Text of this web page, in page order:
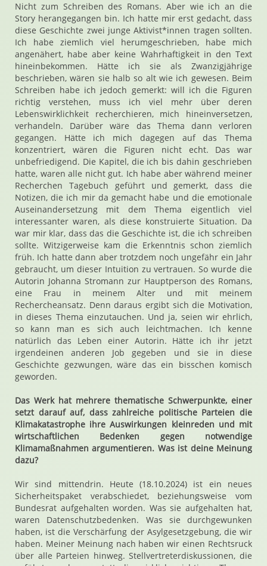
Nicht zum Schreiben des Romans. Aber wie ich an die
Story herangegangen bin. Ich hatte mir erst gedacht, dass
diese Geschichte zwei junge Aktivist*innen tragen sollten.
Ich habe ziemlich viel herumgeschrieben, habe mich
angenähert, habe aber keine Wahrhaftigkeit in den Text
hineinbekommen. Hätte ich sie als Zwanzigjährige
beschrieben, wären sie halb so alt wie ich gewesen. Beim
Schreiben habe ich jedoch gemerkt: will ich die Figuren
richtig verstehen, muss ich viel mehr über deren
Lebenswirklichkeit recherchieren, mich hineinversetzen,
verhandeln. Darüber wäre das Thema dann verloren
gegangen. Hätte ich mich dagegen auf das Thema
konzentriert, wären die Figuren nicht echt. Das war
unbefriedigend. Die Kapitel, die ich bis dahin geschrieben
hatte, waren alle nicht gut. Ich habe aber während meiner
Recherchen Tagebuch geführt und gemerkt, dass die
Notizen, die ich mir da gemacht habe und die emotionale
Auseinandersetzung mit dem Thema eigentlich viel
interessanter waren, als diese konstruierte Situation. Da
war mir klar, dass das die Geschichte ist, die ich schreiben
sollte. Witzigerweise kam die Erkenntnis schon ziemlich
früh. Ich hatte dann aber trotzdem noch ungefähr ein Jahr
gebraucht, um dieser Intuition zu vertrauen. So wurde die
Autorin Johanna Stromann zur Hauptperson des Romans,
eine Frau in meinem Alter und mit meinem
Rechercheansatz. Denn daraus ergibt sich die Motivation,
in dieses Thema einzutauchen. Und ja, seien wir ehrlich,
so kann man es sich auch leichtmachen. Ich kenne
natürlich das Leben einer Autorin. Hätte ich ihr jetzt
irgendeinen anderen Job gegeben und sie in diese
Geschichte gezwungen, wäre das ein bisschen komisch
geworden.
Das Werk hat mehrere thematische Schwerpunkte, einer
setzt darauf auf, dass zahlreiche politische Parteien die
Klimakatastrophe ihre Auswirkungen kleinreden und mit
wirtschaftlichen Bedenken gegen notwendige
Klimamaßnahmen argumentieren. Was ist deine Meinung
dazu?
Wir sind mittendrin. Heute (18.10.2024) ist ein neues
Sicherheitspaket verabschiedet, beziehungsweise vom
Bundesrat aufgehalten worden. Was sie aufgehalten hat,
waren Datenschutzbedenken. Was sie durchgewunken
haben, ist die Verschärfung der Asylgesetzgebung, die wir
haben. Meiner Meinung nach haben wir einen Rechtsruck
über alle Parteien hinweg. Stellvertreterdiskussionen, die